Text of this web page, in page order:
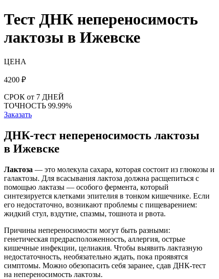
Тест ДНК непереносимость
лактозы в Ижевске
ЦЕНА
4200 ₽
СРОК от 7 ДНЕЙ
ТОЧНОСТЬ 99.99%
Заказать
ДНК-тест непереносимость лактозы
в Ижевске
Лактоза — это молекула сахара, которая состоит из глюкозы и
галактозы. Для всасывания лактоза должна расщепиться с
помощью лактазы — особого фермента, который
синтезируется клетками эпителия в тонком кишечнике. Если
его недостаточно, возникают проблемы с пищеварением:
жидкий стул, вздутие, спазмы, тошнота и рвота.
Причины непереносимости могут быть разными:
генетическая предрасположенность, аллергия, острые
кишечные инфекции, целиакия. Чтобы выявить лактазную
недостаточность, необязательно ждать, пока проявятся
симптомы. Можно обезопасить себя заранее, сдав ДНК-тест
на непереносимость лактозы.